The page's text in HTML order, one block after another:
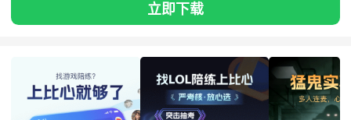
立即下载